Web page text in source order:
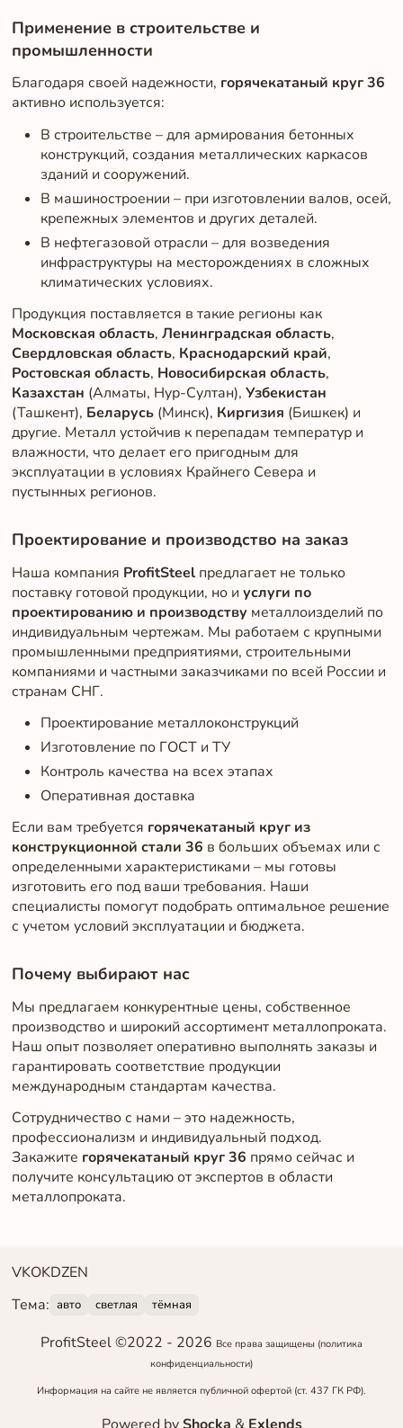
Применение в строительстве и
промышленности
Благодаря своей надежности, горячекатаный круг 36
активно используется:
В строительстве – для армирования бетонных
конструкций, создания металлических каркасов
зданий и сооружений.
В машиностроении – при изготовлении валов, осей,
крепежных элементов и других деталей.
В нефтегазовой отрасли – для возведения
инфраструктуры на месторождениях в сложных
климатических условиях.
Продукция поставляется в такие регионы как
Московская область, Ленинградская область,
Свердловская область, Краснодарский край,
Ростовская область, Новосибирская область,
Казахстан (Алматы, Нур-Султан), Узбекистан
(Ташкент), Беларусь(Минск), Киргизия (Бишкек) и
другие. Металл устойчив к перепадам температур и
влажности, что делает его пригодным для
эксплуатации в условиях Крайнего Севера и
пустынных регионов.
Проектирование и производство на заказ
Наша компания ProfitSteelпредлагает не только
поставку готовой продукции, но и услуги по
проектированию и производству металлоизделий по
индивидуальным чертежам. Мы работаем с крупными
промышленными предприятиями, строительными
компаниями и частными заказчиками по всей России и
странам СНГ.
Проектирование металлоконструкций
Изготовление по ГОСТ и ТУ
Контроль качества на всех этапах
Оперативная доставка
Если вам требуется горячекатаный круг из
конструкционной стали 36 в больших объемах или с
определенными характеристиками – мы готовы
изготовить его под ваши требования. Наши
специалисты помогут подобрать оптимальное решение
с учетом условий эксплуатации и бюджета.
Почему выбирают нас
Мы предлагаем конкурентные цены, собственное
производство и широкий ассортимент металлопроката.
Наш опыт позволяет оперативно выполнять заказы и
гарантировать соответствие продукции
международным стандартам качества.
Сотрудничество с нами – это надежность,
профессионализм и индивидуальный подход.
Закажите горячекатаный круг 36 прямо сейчас и
получите консультацию от экспертов в области
металлопроката.
VKOKDZEN
Тема: авто светлая тёмная
ProfitSteel ©2022 - 2026 Все права защищены (политика
конфиденциальности)
Информация на сайте не является публичной офертой (ст. 437 ГК РФ).